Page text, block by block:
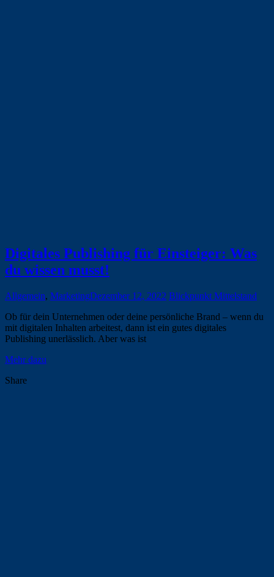
Digitales Publishing für Einsteiger: Was
du wissen musst!
Allgemein, MarketingDezember 12, 2022 Blickpunkt Mittelstand
Ob für dein Unternehmen oder deine persönliche Brand – wenn du
mit digitalen Inhalten arbeitest, dann ist ein gutes digitales
Publishing unerlässlich. Aber was ist
Mehr dazu
Share